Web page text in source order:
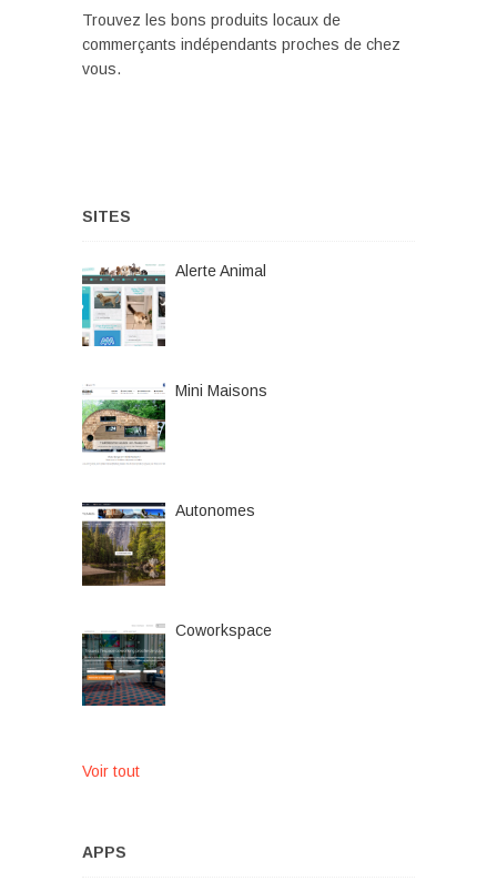
Trouvez les bons produits locaux de
commerçants indépendants proches de chez
vous.
SITES
Alerte Animal
Mini Maisons
Autonomes
Coworkspace
Voir tout
APPS